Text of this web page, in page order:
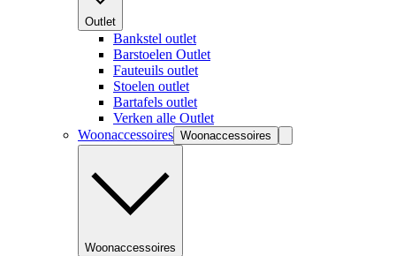
Outlet
Bankstel outlet
Barstoelen Outlet
Fauteuils outlet
Stoelen outlet
Bartafels outlet
Verken alle Outlet
Woonaccessoires Woonaccessoires
Woonaccessoires